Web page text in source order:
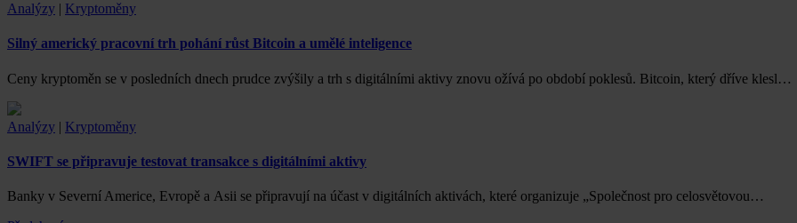
Analýzy | Kryptoměny
Silný americký pracovní trh pohání růst Bitcoin a umělé inteligence
Ceny kryptoměn se v posledních dnech prudce zvýšily a trh s digitálními aktivy znovu ožívá po období poklesů. Bitcoin, který dříve klesl…
Analýzy | Kryptoměny
SWIFT se připravuje testovat transakce s digitálními aktivy
Banky v Severní Americe, Evropě a Asii se připravují na účast v digitálních aktivách, které organizuje „Společnost pro celosvětovou…